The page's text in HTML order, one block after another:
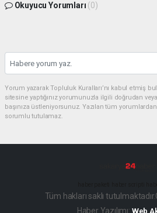
Okuyucu Yorumları (0)
Yorum yazarak Topluluk Kuralları’nı kabul etmiş
sitesine yaptığınız yorumunuzla ilgili doğrudan
başınıza üstleniyorsunuz. Yazılan tüm
sorumlu tutulamaz.
Tüm hakları saklı
Haber Yazılımı: Web